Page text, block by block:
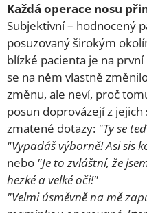
Každá operace nosu
Subjektivní – hodnocený
posuzovaný širokým
blízké pacienta je na
se na něm vlastně
změnu, ale neví, proč
posun doprovázejí z
zmatené dotazy: "Ty se
"Vypadáš výborně! Asi sis
nebo "Je to zvláštní, že
hezké a velké oči!"
"Velmi úsměvně na mě